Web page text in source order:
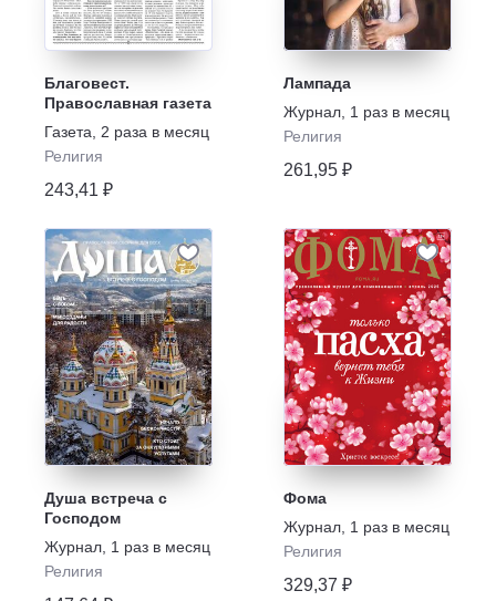
Благовест.
Православная газета
Газета
2 раза в месяц
Религия
243,41 ₽
Лампада
Журнал 1 раз в месяц
Религия
261,95 ₽
Душа встреча с
Господом
Журнал 1 раз в месяц
Религия
Фома
Журнал 1 раз в месяц
Религия
329,37 ₽